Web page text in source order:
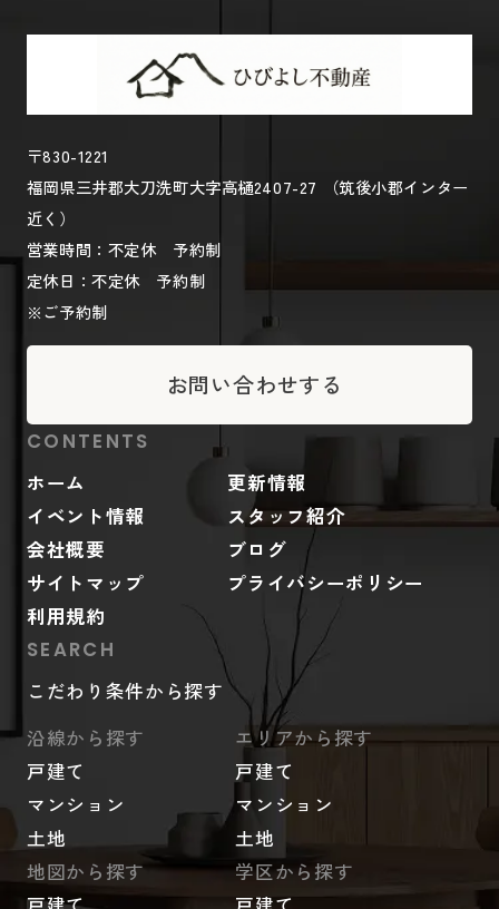
〒830-1221
福岡県三井郡大刀洗町大字高樋2407-27 （筑後小郡インター
近く）
営業時間：不定休 予約制
定休日：不定休 予約制
※ご予約制
お問い合わせする
CONTENTS
ホーム
更新情報
イベント情報
スタッフ紹介
会社概要
ブログ
サイトマップ
プライバシーポリシー
利用規約
SEARCH
こだわり条件から探す
沿線から探す
戸建て
マンション
土地
エリアから探す
戸建て
マンション
土地
地図から探す
学区から探す